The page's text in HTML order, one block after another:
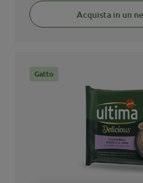
Acquista in un
Gatto